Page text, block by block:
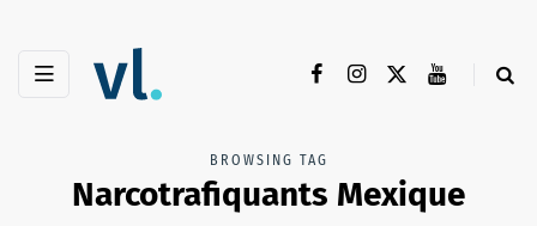
BROWSING TAG
Narcotrafiquants Mexique